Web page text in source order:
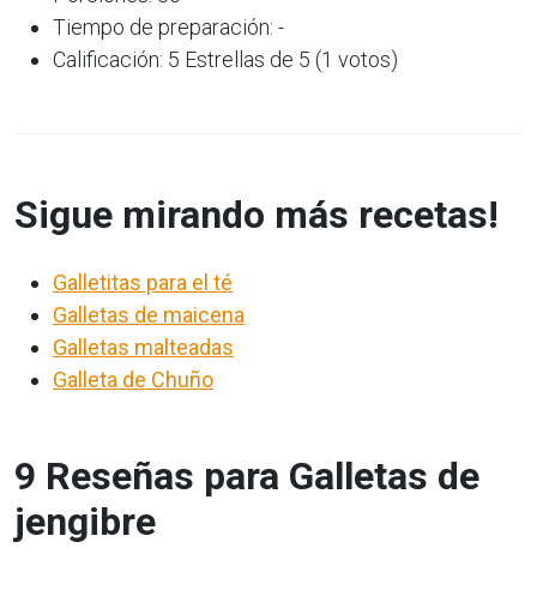
Tiempo de preparación: -
Calificación: 5 Estrellas de 5 (1 votos)
Sigue mirando más recetas!
Galletitas para el té
Galletas de maicena
Galletas malteadas
Galleta de Chuño
9 Reseñas para Galletas de
jengibre